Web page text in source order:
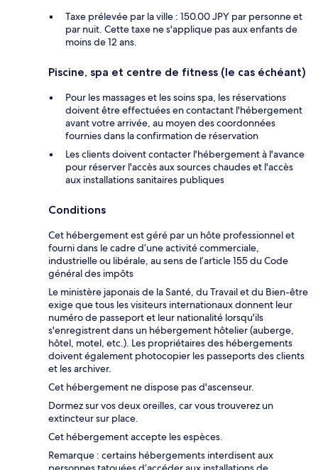
Taxe prélevée par la ville : 150.00 JPY par personne et
par nuit. Cette taxe ne s'applique pas aux enfants de
moins de 12 ans.
Piscine, spa et centre de fitness (le cas échéant)
Pour les massages et les soins spa, les réservations
doivent être effectuées en contactant l'hébergement
avant votre arrivée, au moyen des coordonnées
fournies dans la confirmation de réservation
Les clients doivent contacter l'hébergement à l'avance
pour réserver l'accès aux sources chaudes et l'accès
aux installations sanitaires publiques
Conditions
Cet hébergement est géré par un hôte professionnel et
fourni dans le cadre d’une activité commerciale,
industrielle ou libérale, au sens de l’article 155 du Code
général des impôts
Le ministère japonais de la Santé, du Travail et du Bien-être
exige que tous les visiteurs internationaux donnent leur
numéro de passeport et leur nationalité lorsqu'ils
s'enregistrent dans un hébergement hôtelier (auberge,
hôtel, motel, etc.). Les propriétaires des hébergements
doivent également photocopier les passeports des clients
et les archiver.
Cet hébergement ne dispose pas d'ascenseur.
Dormez sur vos deux oreilles, car vous trouverez un
extincteur sur place.
Cet hébergement accepte les espèces.
Remarque : certains hébergements interdisent aux